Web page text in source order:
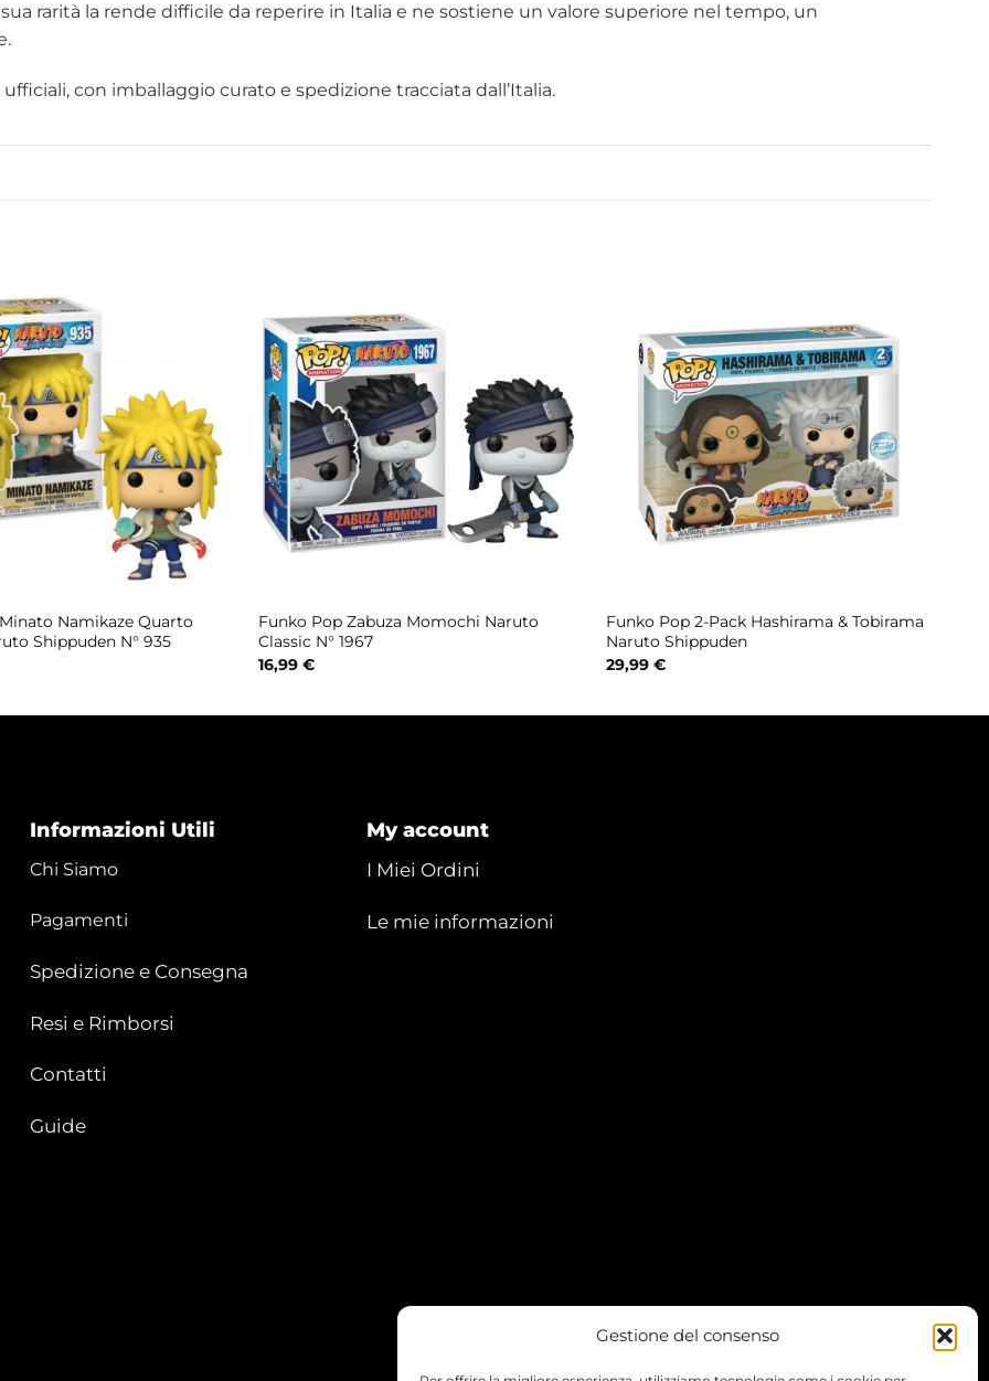
Gestione del consenso
rarità la rende difficile da reperire in Italia e ne sostiene un valore superiore nel tempo, un
con imballaggio curato e spedizione tracciata dall’Italia.
Namikaze Quarto
Shippuden N° 935
Funko Pop Zabuza Momochi Naruto
Classic N° 1967
16,99 €
Funko Pop 2-Pack Hashirama & Tobirama
Naruto Shippuden
29,99 €
Informazioni Utili
Chi Siamo
Pagamenti
Spedizione e Consegna
Resi e Rimborsi
Contatti
Guide
My account
I Miei Ordini
Le mie informazioni